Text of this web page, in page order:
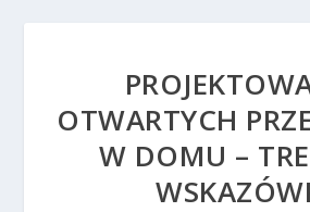
OTWARTYCH
W DOMU –